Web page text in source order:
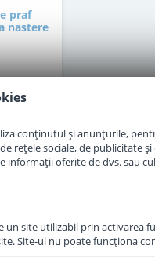
praf
nastere
cos
conținutul și anunțurile,
rețele sociale, de publicitate
informații oferite de dvs. sau
un site utilizabil prin activarea
Site-ul nu poate funcţiona